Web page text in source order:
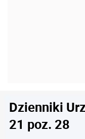
Dzienniki
21 poz. 28